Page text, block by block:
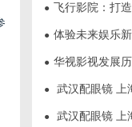
● 飞行影院：打
● 体验未来娱乐新模式
● 华视影视发展
● 武汉配眼镜 上
● 武汉配眼镜 上